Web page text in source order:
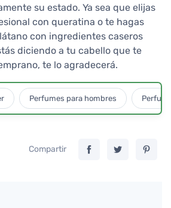
su estado. Ya sea que elijas
con queratina o te hagas
con ingredientes caseros
diciendo a tu cabello que te
te lo agradecerá.
Perfumes para hombres
Compartir